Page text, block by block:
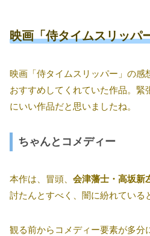
映画「侍タイムスリッパ
映画「侍タイムスリッパー」の
おすすめしてくれていた作品。緊
にいい作品だと思いましたね。
ちゃんとコメディー
本作は、冒頭、 会津藩士・高坂新
討たんとすべく、闇に紛れている
観る前からコメディー要素が多分